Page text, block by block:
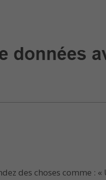
des choses comme :